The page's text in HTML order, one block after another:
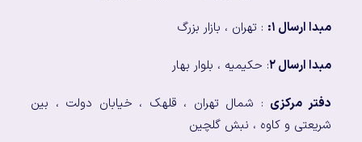
مبدا ارسال ۱: : تهران ، بازار بزرگ
مبدا ارسال ۲ : حکیمیه ، بلوار بهار
دفتر مرکزی : شمال تهران ، قلهک ، خیابان دولت ، بین
شریعتی و کاوه ، نبش گلچین